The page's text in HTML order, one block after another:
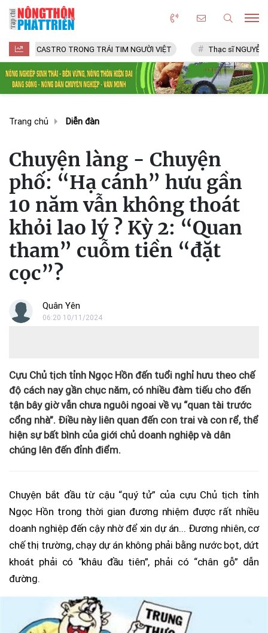
TRONG TRÁI TIM NGƯỜI VIỆT Thạc sĩ NGUYỄN VĂN CHÍ
Trang chủ Diễn đàn
Chuyện làng - Chuyện
phố: “Hạ cánh” hưu gần
10 năm vẫn không thoát
khỏi lao lý ? Kỳ 2: “Quan
tham” cuỗm tiền “đặt
cọc”?
Quân Yên
06:20 10/11/2024
Cựu Chủ tịch tỉnh Ngọc Hồn đến tuổi nghỉ hưu theo chế
độ cách nay gần chục năm, có nhiều đàm tiếu cho đến
tận bây giờ vẫn chưa nguôi ngoai về vụ “quan tài trước
cổng nhà”. Điều này liên quan đến con trai và con rể, thể
hiện sự bất bình của giới chủ doanh nghiệp và dân
chúng lên đến đỉnh điểm.
Chuyện bắt đầu từ cậu “quý tử” của cựu Chủ tịch tỉnh
Ngọc Hồn trong thời gian đương nhiệm được rất nhiều
doanh nghiệp đến cậy nhờ để xin dự án... Đương nhiên, cơ
chế thị trường, chạy dự án không phải bằng nước bọt, dứt
khoát phải có “khâu đầu tiên”, phải có “chân gỗ” dẫn
đường.